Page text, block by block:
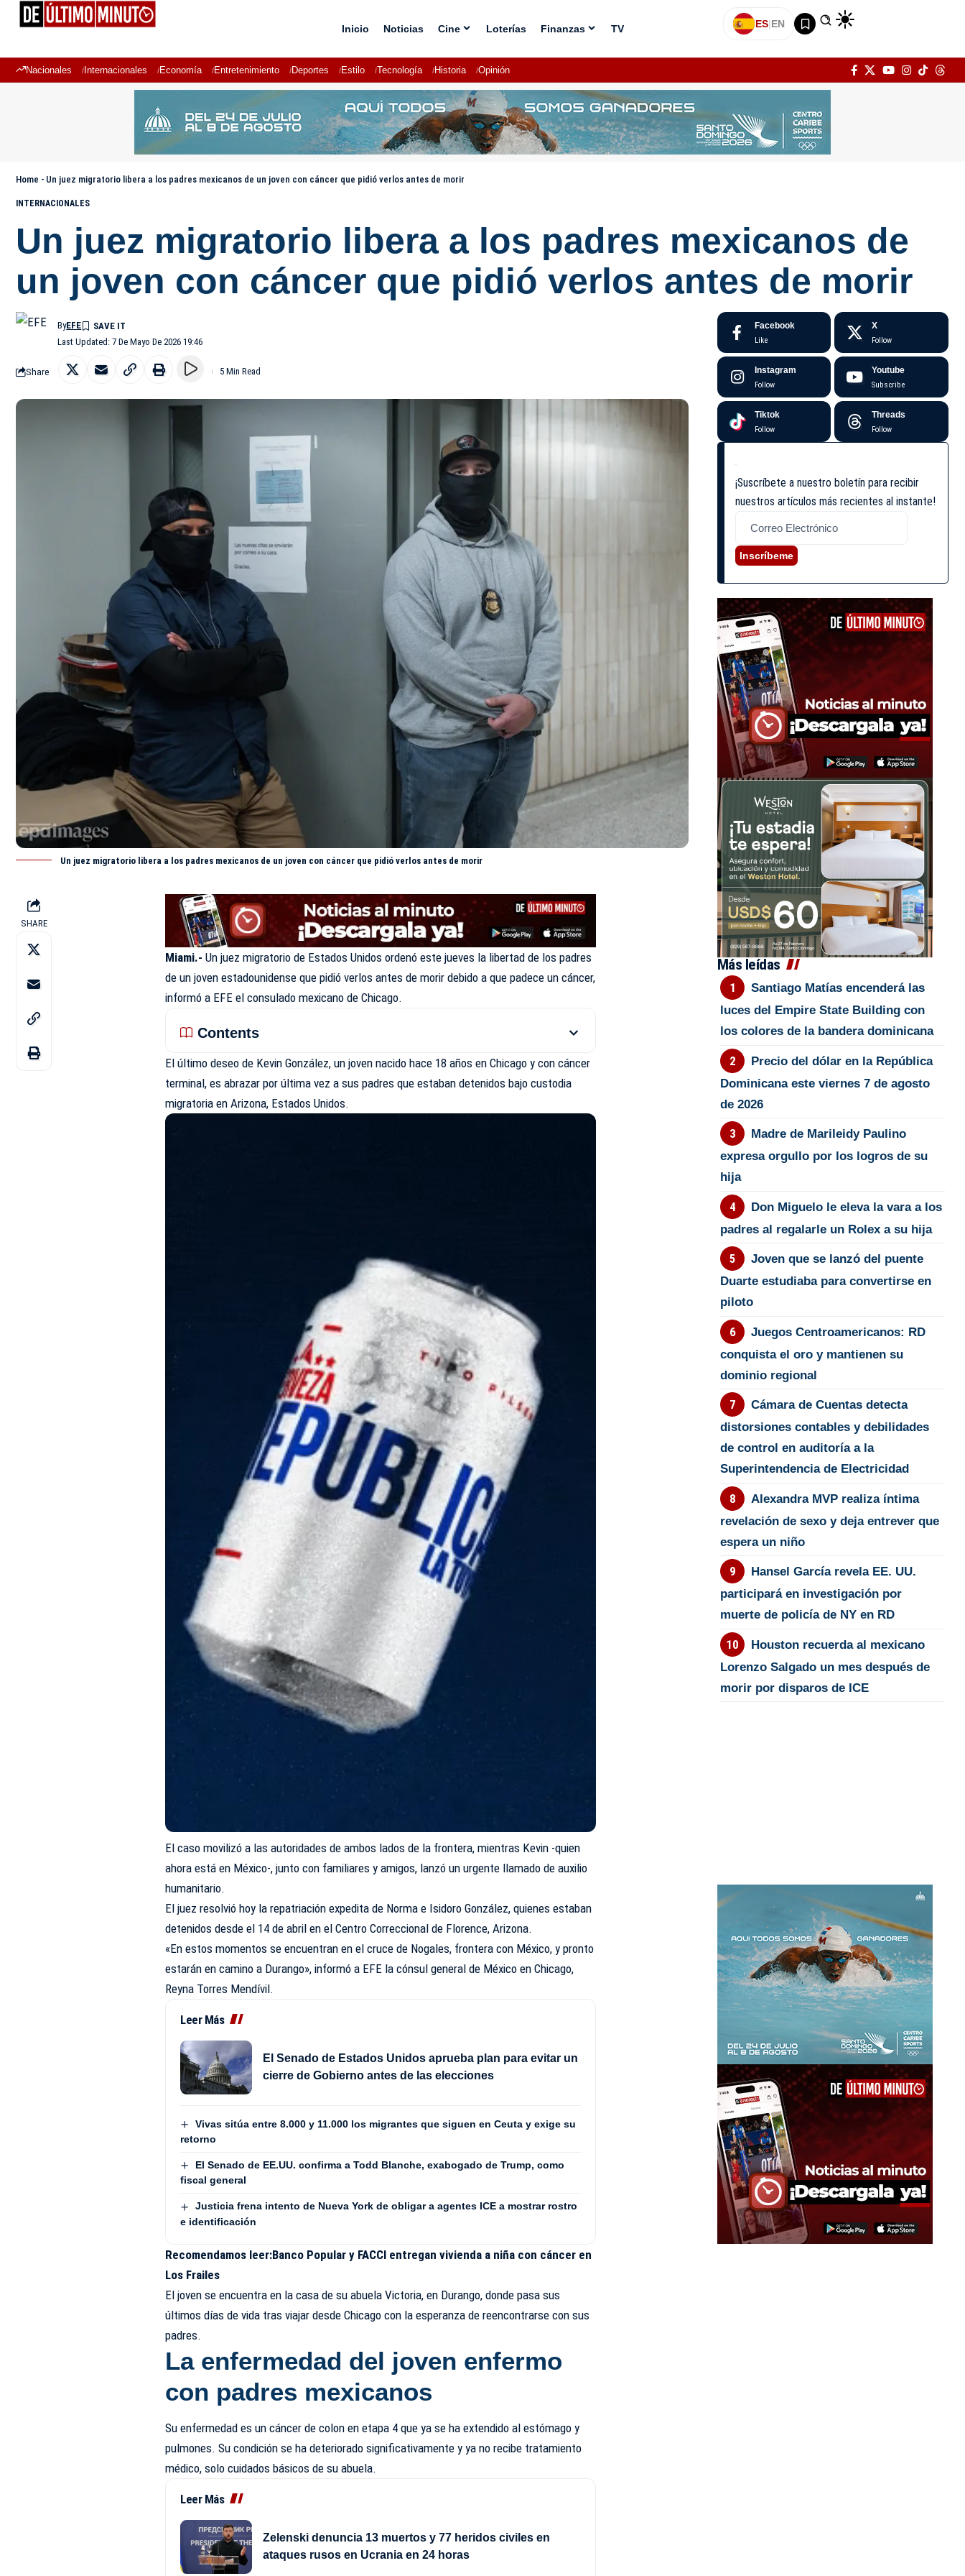
Inicio Noticias Cine Loterías Finanzas TV ES|EN
Nacionales Internacionales Economía Entretenimiento Deportes Estilo Tecnología Historia Opinión
Home - Un juez migratorio libera a los padres mexicanos de un joven con cáncer que pidió verlos antes de morir
INTERNACIONALES
Un juez migratorio libera a los padres mexicanos de
un joven con cáncer que pidió verlos antes de morir
Last Updated: 7 De Mayo De 2026 19:46
ByEFE
Share 5 Min Read
Un juez migratorio libera a los padres mexicanos de un joven con cáncer que pidió verlos antes de morir
SHARE
Miami.- Un juez migratorio de Estados Unidos ordenó este jueves la libertad de los padres
de un jovenestadounidense que pidió verlos antes de morir debido a que padece un cáncer,
informó a EFE el consulado mexicano de Chicago.
Contents
El último deseo de Kevin González, un joven nacido hace 18 años en Chicago y con cáncer
terminal, es abrazar por última vez a sus padres que estaban detenidos bajo custodia
migratoria en Arizona, Estados Unidos.
El caso movilizó a las autoridades de ambos lados de la frontera, mientras Kevin -quien
ahora está en México-, junto con familiares y amigos, lanzó un urgente llamado de auxilio
humanitario.
El juez resolvió hoy la repatriación expedita de Norma e Isidoro González, quienes estaban
detenidos desde el 14 de abril en el Centro Correccional de Florence, Arizona.
«En estos momentos se encuentran en el cruce de Nogales, frontera con México, y pronto
estarán en camino a Durango», informó a EFE la cónsul general de México en Chicago,
Reyna Torres Mendívil.
Leer Más
El Senado de Estados Unidos aprueba plan para evitar un
cierre de Gobierno antes de las elecciones
Vivas sitúa entre 8.000 y 11.000 los migrantes que siguen en Ceuta y exige su
retorno
El Senado de EE.UU. confirma a Todd Blanche, exabogado de Trump, como
fiscal general
Justicia frena intento de Nueva York de obligar a agentes ICE a mostrar rostro
e identificación
Recomendamos leer:Banco Popular y FACCI entregan vivienda a niña con cáncer en
Los Frailes
El joven se encuentra en la casa de su abuela Victoria, en Durango, donde pasa sus
últimos días de vida tras viajar desde Chicago con la esperanza de reencontrarse con sus
padres.
La enfermedad del joven enfermo
con padres mexicanos
Su enfermedad es un cáncer de colon en etapa 4 que ya se ha extendido al estómago y
pulmones. Su condición se ha deteriorado significativamente y ya no recibe tratamiento
médico, solo cuidados básicos de su abuela.
Leer Más
Zelenski denuncia 13 muertos y 77 heridos civiles en
ataques rusos en Ucrania en 24 horas
Facebook
Like
X
Follow
Instagram
Follow
Youtube
Subscribe
Tiktok
Follow
Threads
Follow
¡Suscríbete a nuestro boletín para recibir
nuestros artículos más recientes al instante!
Inscríbeme
Más leídas
Santiago Matías encenderá las
luces del Empire State Building con
los colores de la bandera dominicana
Precio del dólar en la República
Dominicana este viernes 7 de agosto
de 2026
Madre de Marileidy Paulino
expresa orgullo por los logros de su
hija
Don Miguelo le eleva la vara a los
padres al regalarle un Rolex a su hija
Joven que se lanzó del puente
Duarte estudiaba para convertirse en
piloto
Juegos Centroamericanos: RD
conquista el oro y mantienen su
dominio regional
Cámara de Cuentas detecta
distorsiones contables y debilidades
de control en auditoría a la
Superintendencia de Electricidad
Alexandra MVP realiza íntima
revelación de sexo y deja entrever que
espera un niño
Hansel García revela EE. UU.
participará en investigación por
muerte de policía de NY en RD
Houston recuerda al mexicano
Lorenzo Salgado un mes después de
morir por disparos de ICE